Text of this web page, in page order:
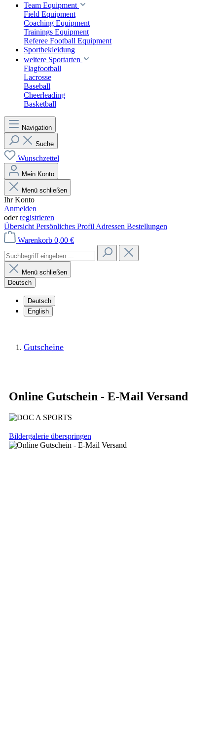
Team Equipment
Field Equipment
Coaching Equipment
Trainings Equipment
Referee Football Equipment
Sportbekleidung
weitere Sportarten
Flagfootball
Lacrosse
Baseball
Cheerleading
Basketball
Navigation
Suche
Wunschzettel
Mein Konto
Menü schließen
Ihr Konto
Anmelden
oderregistrieren
Übersicht Persönliches Profil Adressen Bestellungen
Warenkorb 0,00 €
Menü schließen
Deutsch
Deutsch
English
Gutscheine
Online Gutschein - E-Mail Versand
Bildergalerie überspringen